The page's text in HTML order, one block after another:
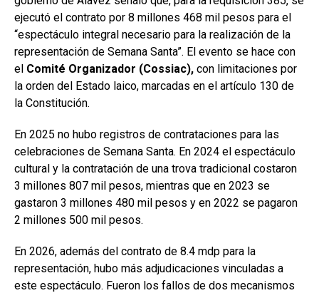
ejecutó el contrato por 8 millones 468 mil pesos para el
“espectáculo integral necesario para la realización de la
representación de Semana Santa”. El evento se hace con
el Comité Organizador (Cossiac), con limitaciones por
la orden del Estado laico, marcadas en el artículo 130 de
la Constitución.
En 2025 no hubo registros de contrataciones para las
celebraciones de Semana Santa. En 2024 el espectáculo
cultural y la contratación de una trova tradicional costaron
3 millones 807 mil pesos, mientras que en 2023 se
gastaron 3 millones 480 mil pesos y en 2022 se pagaron
2 millones 500 mil pesos.
En 2026, además del contrato de 8.4 mdp para la
representación, hubo más adjudicaciones vinculadas a
este espectáculo. Fueron los fallos de dos mecanismos